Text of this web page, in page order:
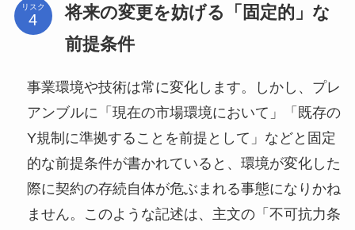
リスク
将来の変更を妨げる「固定的」な
前提条件
事業環境や技術は常に変化します。しかし、プレ
アンブルに「現在の市場環境において」「既存の
Y規制に準拠することを前提として」などと固定
的な前提条件が書かれていると、環境が変化した
際に契約の存続自体が危ぶまれる事態になりかね
ません。このような記述は、主文の「不可抗力条